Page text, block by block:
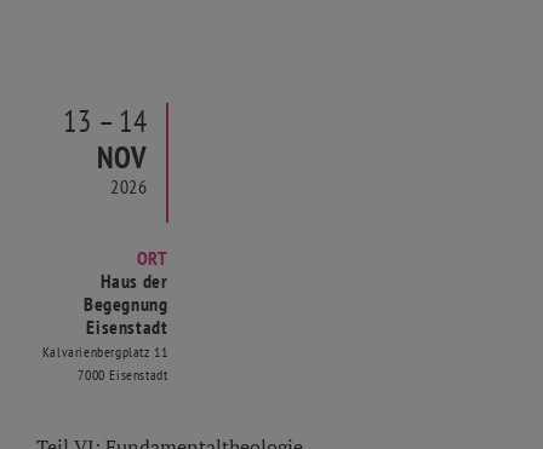
13 – 14
NOV
2026
ORT
Haus der
Begegnung
Eisenstadt
Kalvarienbergplatz 11
7000 Eisenstadt